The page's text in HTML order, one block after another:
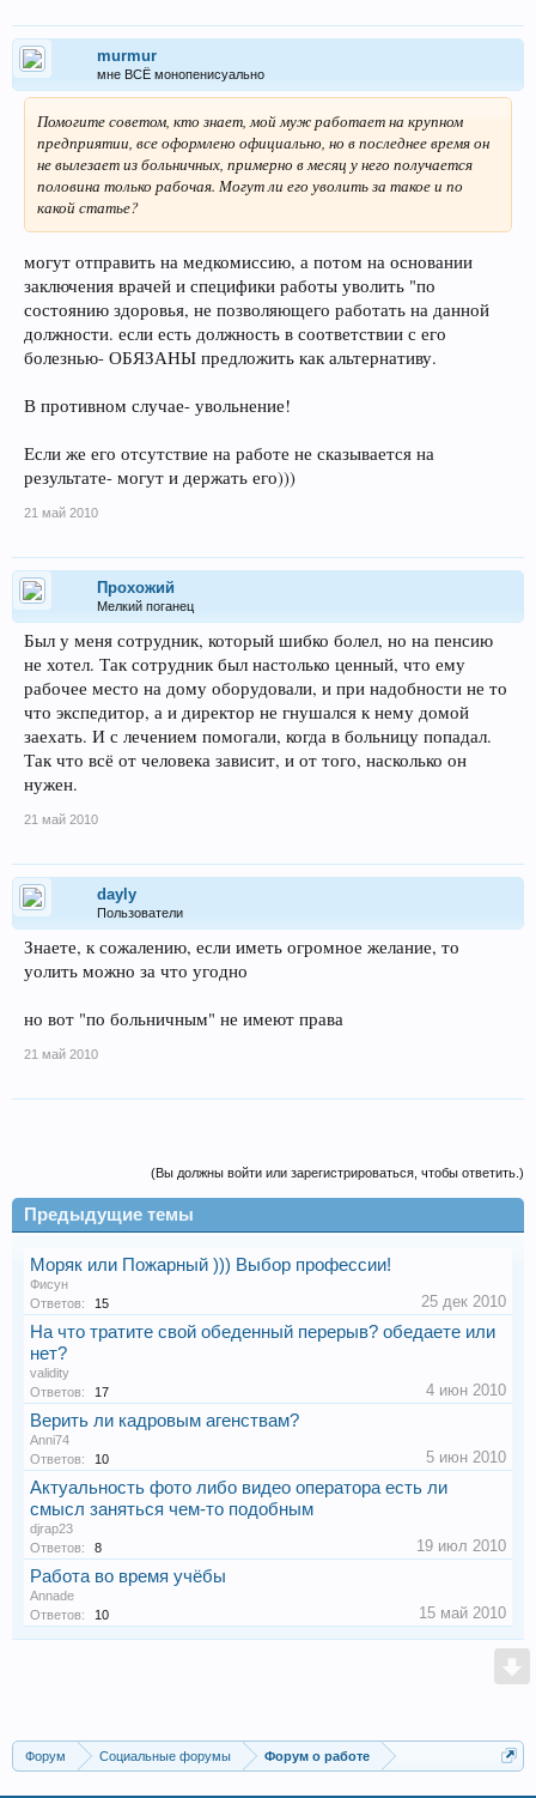
murmur
мне ВСЁ монопенисуально
Помогите советом, кто знает, мой муж работает на крупном
предприятии, все оформлено официально, но в последнее время он
не вылезает из больничных, примерно в месяц у него получается
половина только рабочая. Могут ли его уволить за такое и по
какой статье?
могут отправить на медкомиссию, а потом на основании
заключения врачей и специфики работы уволить "по
состоянию здоровья, не позволяющего работать на данной
должности. если есть должность в соответствии с его
болезнью- ОБЯЗАНЫ предложить как альтернативу.
В противном случае- увольнение!
Если же его отсутствие на работе не сказывается на
результате- могут и держать его)))
21 май 2010
Прохожий
Мелкий поганец
Был у меня сотрудник, который шибко болел, но на пенсию
не хотел. Так сотрудник был настолько ценный, что ему
рабочее место на дому оборудовали, и при надобности не то
что экспедитор, а и директор не гнушался к нему домой
заехать. И с лечением помогали, когда в больницу попадал.
Так что всё от человека зависит, и от того, насколько он
нужен.
21 май 2010
dayly
Пользователи
Знаете, к сожалению, если иметь огромное желание, то
уолить можно за что угодно
но вот "по больничным" не имеют права
21 май 2010
(Вы должны войти или зарегистрироваться, чтобы ответить.)
Предыдущие темы
Моряк или Пожарный ))) Выбор профессии!
Фисун
Ответов:
15 25 дек 2010
На что тратите свой обеденный перерыв? обедаете или
нет?
validity
Ответов:
17 4 июн 2010
Верить ли кадровым агенствам?
Anni74
Ответов:
10 5 июн 2010
Актуальность фото либо видео оператора есть ли
смысл заняться чем-то подобным
djrap23
Ответов:
8 19 июл 2010
Работа во время учёбы
Annade
Ответов:
10 15 май 2010
Форум Социальные форумы Форум о работе